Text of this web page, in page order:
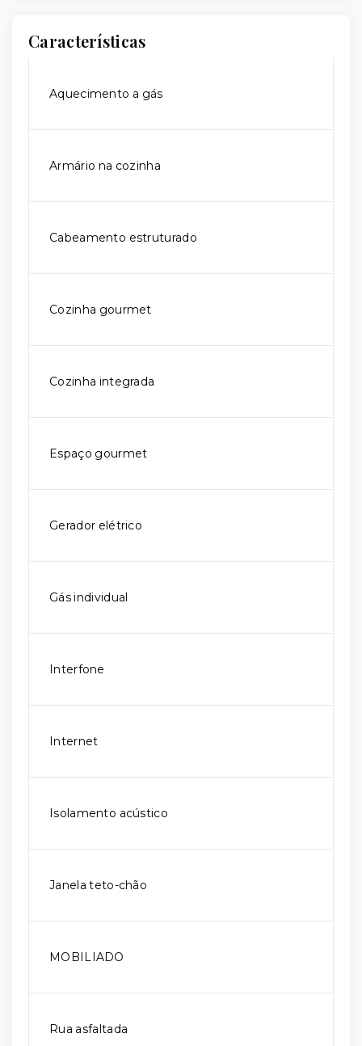
Características
Aquecimento a gás
Armário na cozinha
Cabeamento estruturado
Cozinha gourmet
Cozinha integrada
Espaço gourmet
Gerador elétrico
Gás individual
Interfone
Internet
Isolamento acústico
Janela teto-chão
MOBILIADO
Rua asfaltada